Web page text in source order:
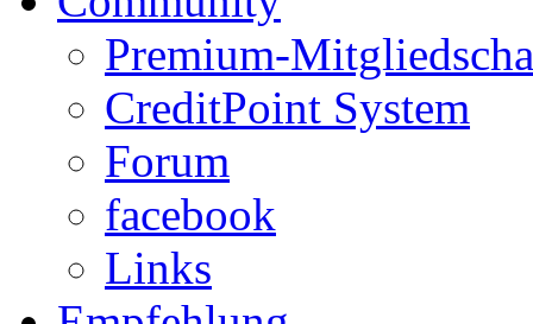
Premium-
CreditPoint System
Forum
facebook
Links